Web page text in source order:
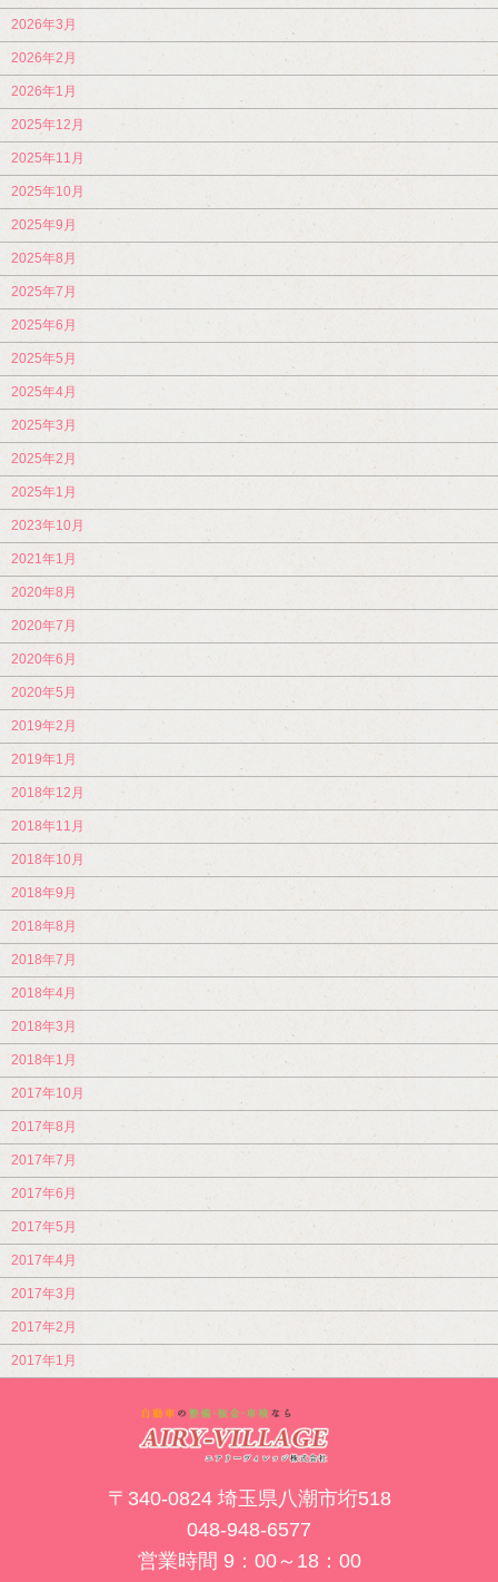
2026年3月
2026年2月
2026年1月
2025年12月
2025年11月
2025年10月
2025年9月
2025年8月
2025年7月
2025年6月
2025年5月
2025年4月
2025年3月
2025年2月
2025年1月
2023年10月
2021年1月
2020年8月
2020年7月
2020年6月
2020年5月
2019年2月
2019年1月
2018年12月
2018年11月
2018年10月
2018年9月
2018年8月
2018年7月
2018年4月
2018年3月
2018年1月
2017年10月
2017年8月
2017年7月
2017年6月
2017年5月
2017年4月
2017年3月
2017年2月
2017年1月
〒340-0824 埼玉県八潮市垳518
048-948-6577
営業時間 9：00～18：00